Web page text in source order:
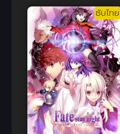
อัศวิน ภาค 2
สัญญาน
สงคราม
ศักดิ์สิทธิ์
ซับไทย